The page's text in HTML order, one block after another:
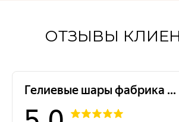
ОТЗЫВЫ